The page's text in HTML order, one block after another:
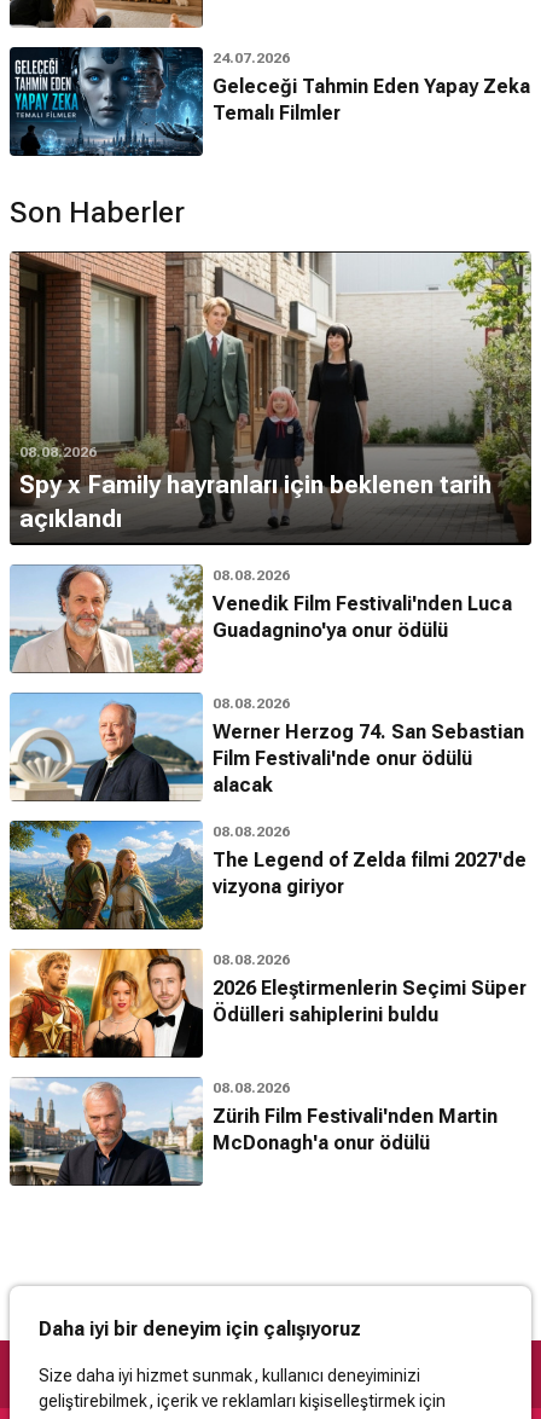
24.07.2026
Geleceği Tahmin Eden Yapay Zeka
Temalı Filmler
Son Haberler
08.08.2026
Spy x Family hayranları için beklenen tarih
açıklandı
08.08.2026
Venedik Film Festivali'nden Luca
Guadagnino'ya onur ödülü
08.08.2026
Werner Herzog 74. San Sebastian
Film Festivali'nde onur ödülü
alacak
08.08.2026
The Legend of Zelda filmi 2027'de
vizyona giriyor
08.08.2026
2026 Eleştirmenlerin Seçimi Süper
Ödülleri sahiplerini buldu
08.08.2026
Zürih Film Festivali'nden Martin
McDonagh'a onur ödülü
Daha iyi bir deneyim için çalışıyoruz
Size daha iyi hizmet sunmak, kullanıcı deneyiminizi
geliştirebilmek, içerik ve reklamları kişiselleştirmek için